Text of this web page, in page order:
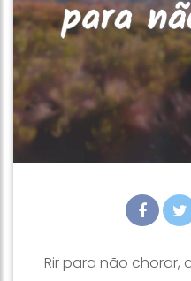
Rir para não chorar,